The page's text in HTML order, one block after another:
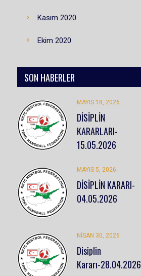
Kasım 2020
Ekim 2020
SON HABERLER
MAYIS 18, 2026
DİSİPLİN
KARARLARI-
15.05.2026
MAYIS 5, 2026
DİSİPLİN KARARI-
04.05.2026
NISAN 30, 2026
Disiplin
Kararı-28.04.2026